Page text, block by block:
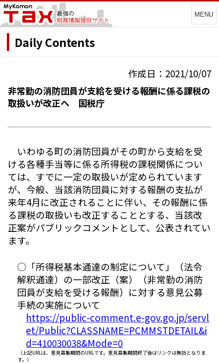
MENU
Daily Contents
作成日：2021/10/07
非常勤の消防団員が支給を受ける報酬に係る課税の
取扱いが改正へ 国税庁
いわゆる町の消防団員がその町から支給を受
ける各種手当等に係る所得税の課税関係につい
ては、すでに一定の取扱いが定められています
が、今般、当該消防団員に対する報酬の支払が
来年4月に改正されることに伴い、その報酬に係
る課税の取扱いも改正することとする、当該改
正案がパブリックコメントとして、公表されてい
ます。
○「所得税基本通達の制定について」（法令
解釈通達）の一部改正（案）（非常勤の消防
団員が支給を受ける報酬）に対する意見公募
手続の実施について
https://public-comment.e-gov.go.jp/servl
et/Public?CLASSNAME=PCMMSTDETAIL&i
d=410030038&Mode=0
（上記URLは、意見募集期間のURLです。意見募集期間終了後はリンクは無効となりま
す。）